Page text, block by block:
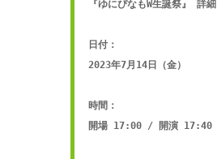
『ゆにぴなもW生誕祭』 詳細
日付：
2023年7月14日（金）
時間：
開場 17:00 / 開演 17:40